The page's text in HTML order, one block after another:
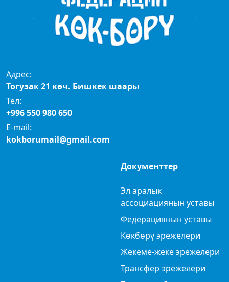
Адрес:
Тогузак 21 көч. Бишкек шаары
Тел:
+996 550 980 650
E-mail:
kokborumail@gmail.com
Документтер
Эл аралык
ассоциациянын уставы
Федерациянын уставы
Көкбөрү эрежелери
Жекеме-жеке эрежелери
Трансфер эрежелери